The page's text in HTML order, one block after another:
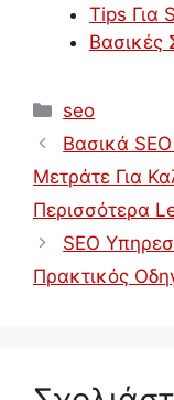
Tips Για
Βασικές
Κατηγορίες
seo
Βασικά
Μετράτε Για
Περισσότερα
SEO
Πρακτικός